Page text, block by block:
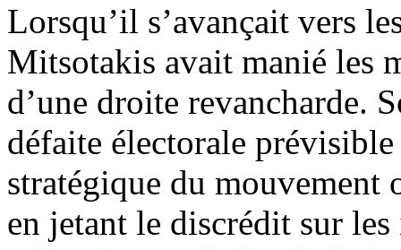
Lorsqu’il s’avançait vers
Mitsotakis avait manié les
d’une droite revancharde.
défaite électorale
stratégique du mouvement
en jetant le discrédit sur les